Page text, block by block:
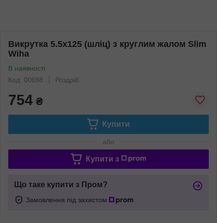
Викрутка 5.5х125 (шліц) з круглим жалом Slim
Wiha
В наявності
Код: 00698
Роздріб
754 ₴
Купити
або
Купити з
Що таке купити з Пром?
Замовлення під захистом